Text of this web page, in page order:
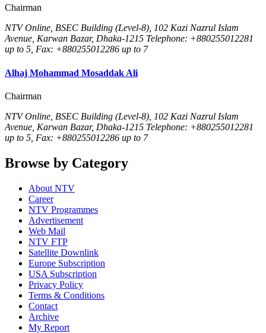
Chairman
NTV Online, BSEC Building (Level-8), 102 Kazi Nazrul Islam
Avenue, Karwan Bazar, Dhaka-1215 Telephone: +880255012281
up to 5, Fax: +880255012286 up to 7
Alhaj Mohammad Mosaddak Ali
Chairman
NTV Online, BSEC Building (Level-8), 102 Kazi Nazrul Islam
Avenue, Karwan Bazar, Dhaka-1215 Telephone: +880255012281
up to 5, Fax: +880255012286 up to 7
Browse by Category
About NTV
Career
NTV Programmes
Advertisement
Web Mail
NTV FTP
Satellite Downlink
Europe Subscription
USA Subscription
Privacy Policy
Terms & Conditions
Contact
Archive
My Report